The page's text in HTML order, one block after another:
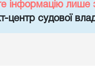
інформацію лише
центр судової